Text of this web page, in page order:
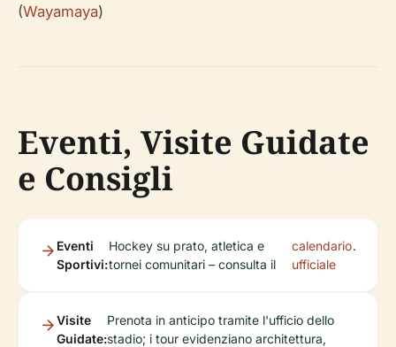
(Wayamaya)
Eventi, Visite Guidate
e Consigli
Eventi
Sportivi:
Hockey su prato, atletica e
tornei comunitari – consulta il
calendario
ufficiale
.
Visite
Guidate:
Prenota in anticipo tramite l'ufficio dello
stadio; i tour evidenziano architettura,